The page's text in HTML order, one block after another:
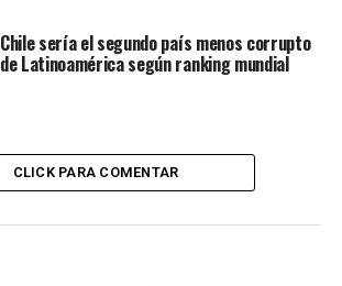
Chile sería el segundo país menos corrupto
de Latinoamérica según ranking mundial
CLICK PARA COMENTAR